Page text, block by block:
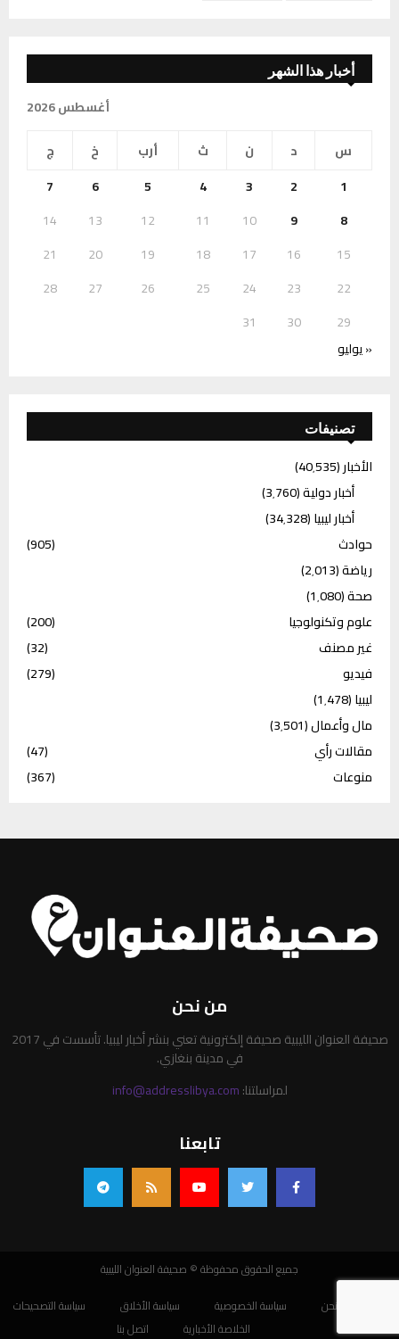
أخبار هذا الشهر
أغسطس 2026
س
د ن ث أرب خ
ج
1
2
3
4
5
6
7
8
9
10
11
12
13
14
15
16
17
18
19
20
21
22
23
24
25
26
27
28
29
30
31
« يوليو
تصنيفات
الأخبار(40٬535)
أخبار دولية(3٬760)
أخبار ليبيا(34٬328)
حوادث
(905)
رياضة(2٬013)
صحة(1٬080)
علوم وتكنولوجيا
(200)
غير مصنف
(32)
فيديو
(279)
ليبيا(1٬478)
مال وأعمال(3٬501)
مقالات رأي
(47)
منوعات
(367)
من نحن
صحيفة العنوان الليبية صحيفة إلكترونية تعني بنشر أخبار ليبيا. تأسست في 2017
في مدينة بنغازي.
لمراسلتنا:info@addresslibya.com
تابعنا
جميع الحقوق محفوظة © صحيفة العنوان الليبية
من نحن
سياسة الخصوصية سياسة الأخلاق
سياسة التصحيحات
الخلاصة الأخبارية
اتصل بنا